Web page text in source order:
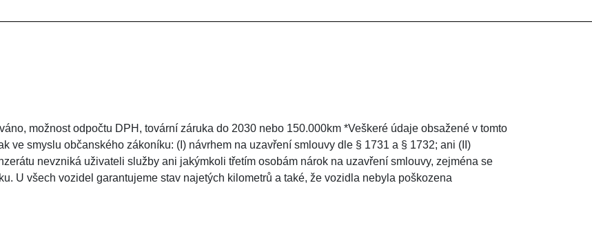
možnost odpočtu DPH, tovární záruka do 2030 nebo 150.000km *Veškeré údaje obsažené v tomto
ve smyslu občanského zákoníku: (I) návrhem na uzavření smlouvy dle § 1731 a § 1732; ani (II)
nevzniká uživateli služby ani jakýmkoli třetím osobám nárok na uzavření smlouvy, zejména se
U všech vozidel garantujeme stav najetých kilometrů a také, že vozidla nebyla poškozena